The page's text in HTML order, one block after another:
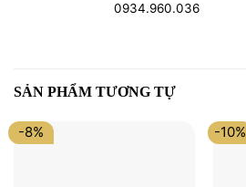
0934.960.036
SẢN PHẨM TƯƠNG TỰ
-8% -10%